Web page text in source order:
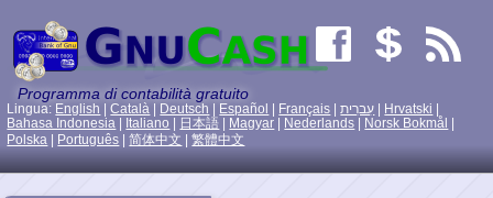
Programma di contabilità gratuito
Lingua: English |Català Deutsch Español Français |עִברִית Hrvatski
Bahasa Indonesia
Italiano 日本語 Magyar Nederlands Norsk Bokmål
Polska
Português |简体中文 |繁體中文